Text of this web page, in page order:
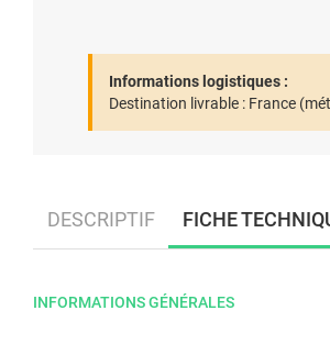
Informations logistiques :
Destination livrable : France
DESCRIPTIF FICHE
INFORMATIONS GÉNÉRALES